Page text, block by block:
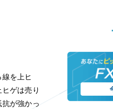
を上ヒ
ゲは売り
が強かっ